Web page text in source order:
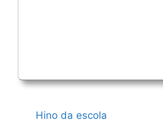
Hino da escola